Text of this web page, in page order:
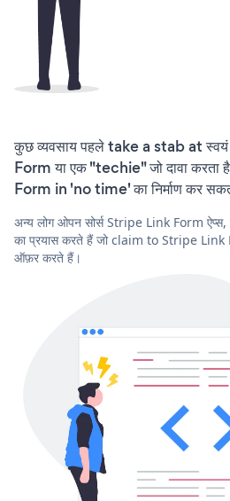
कुछ व्यवसाय पहले take a stab at
Form या एक "techie" जो दावा
Form in 'no time' का निर्माण कर
अन्य लोग ओपन सोर्स Stripe Link Form
का प्रयास करते हैं जो claim to Stripe
ऑफ़र करते हैं।